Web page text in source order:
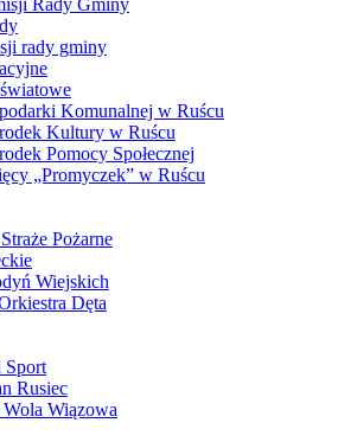
Rady Gminy
rady gminy
Komunalnej w Ruścu
Kultury w Ruścu
Pomocy Społecznej
„Promyczek” w Ruścu
Pożarne
Wiejskich
Dęta
Sport
Rusiec
Wiązowa